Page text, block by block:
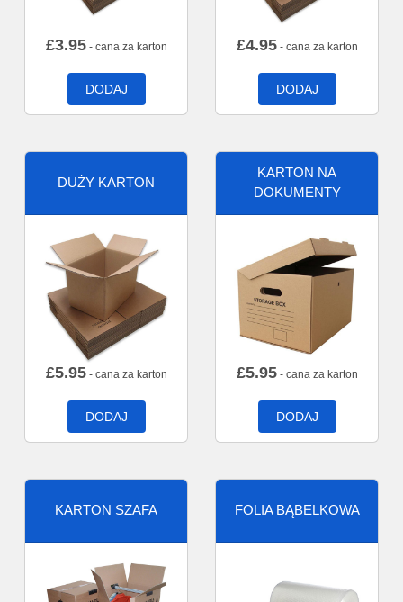
£3.95- cana za karton
DODAJ
£4.95- cana za karton
DODAJ
DUŻY KARTON
£5.95- cana za karton
DODAJ
KARTON NA
DOKUMENTY
£5.95- cana za karton
DODAJ
KARTON SZAFA FOLIA BĄBELKOWA